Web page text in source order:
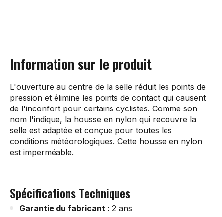
Information sur le produit
L'ouverture au centre de la selle réduit les points de
pression et élimine les points de contact qui causent
de l'inconfort pour certains cyclistes. Comme son
nom l'indique, la housse en nylon qui recouvre la
selle est adaptée et conçue pour toutes les
conditions météorologiques. Cette housse en nylon
est imperméable.
Spécifications Techniques
Garantie du fabricant : 2 ans